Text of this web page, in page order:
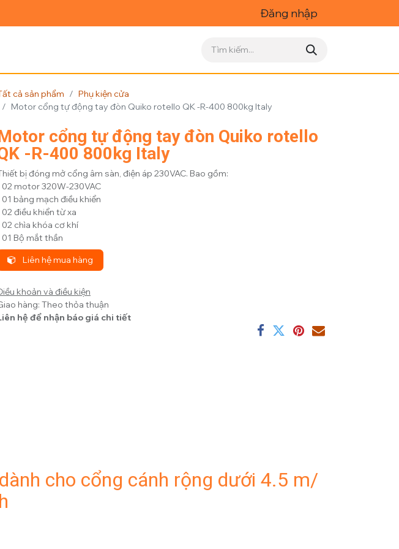
Đăng nhập
cả sản phẩm
Phụ kiện cửa
Motor cổng tự động tay đòn Quiko rotello QK -R-400 800kg Italy
cổng tự động tay đòn Quiko rotello
-R-400 800kg Italy
bị đóng mở cổng âm sàn, điện áp 230VAC. Bao gồm:
02 motor 320W-230VAC
01 bảng mạch điều khiển
02 điều khiển từ xa
02 chìa khóa cơ khí
01 Bộ mắt thần
Liên hệ mua hàng
khoản và điều kiện
hàng: Theo thỏa thuận
hệ để nhận báo giá chi tiết
cho cổng cánh rộng dưới 4.5 m/